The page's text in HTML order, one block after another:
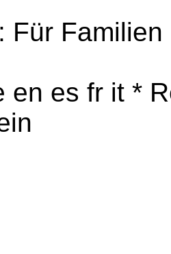
Für Familien
en es fr it *